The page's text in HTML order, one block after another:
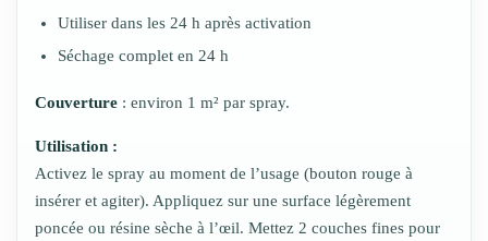
Utiliser dans les 24 h après activation
Séchage complet en 24 h
Couverture : environ 1 m² par spray.
Utilisation :
Activez le spray au moment de l’usage (bouton rouge à
insérer et agiter). Appliquez sur une surface légèrement
poncée ou résine sèche à l’œil. Mettez 2 couches fines pour